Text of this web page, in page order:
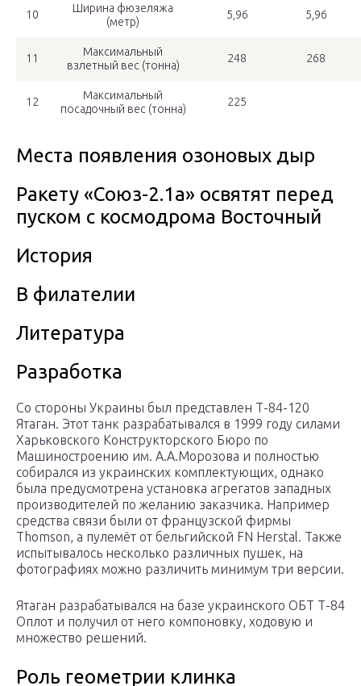
10
Ширина фюзеляжа
(метр)
5,96 5,96
11
Максимальный
взлетный вес (тонна)
248 268
12
Максимальный
посадочный вес (тонна)
225
Места появления озоновых дыр
Ракету «Союз-2.1а» освятят перед
пуском с космодрома Восточный
История
В филателии
Литература
Разработка
Со стороны Украины был представлен Т-84-120
Ятаган. Этот танк разрабатывался в 1999 году силами
Харьковского Конструкторского Бюро по
Машиностроению им. А.А.Морозова и полностью
собирался из украинских комплектующих, однако
была предусмотрена установка агрегатов западных
производителей по желанию заказчика. Например
средства связи были от французской фирмы
Thomson, а пулемёт от бельгийской FN Herstal. Также
испытывалось несколько различных пушек, на
фотографиях можно различить минимум три версии.
Ятаган разрабатывался на базе украинского ОБТ Т-84
Оплот и получил от него компоновку, ходовую и
множество решений.
Роль геометрии клинка